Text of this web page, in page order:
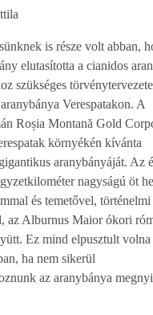
is része volt abban,
elutasította a cianidos
szükséges
Verespatakon. A
Roșia Montană Gold
környékén kívánta
aranybányáját. Az
nagyságú öt
és temetővel, történelmi
az Alburnus Maior ókori
Ez mind elpusztult volna
ha nem sikerül
az aranybánya